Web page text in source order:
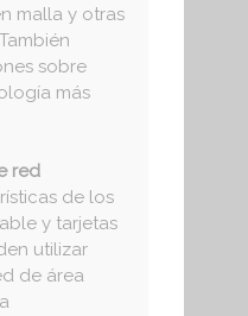
malla y otras
sobre
más
red
de los
y tarjetas
utilizar
de área